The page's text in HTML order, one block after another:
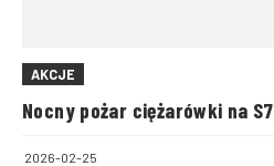
AKCJE
Nocny pożar ciężarówki na S7
2026-02-25